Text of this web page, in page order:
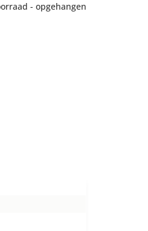
- opgehangen